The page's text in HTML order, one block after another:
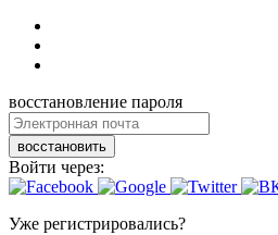
восстановление пароля
восстановить
Войти через:
Уже регистрировались?